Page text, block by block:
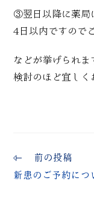
③翌日以降に薬局
4日以内ですので
などが挙げられ
検討のほど宜しく
前の投稿
新患のご予約につ